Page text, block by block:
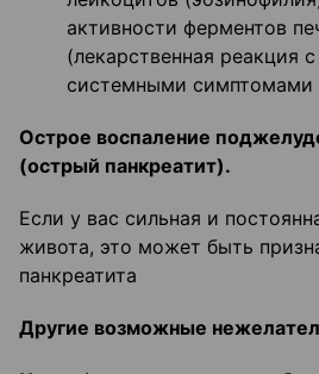
активности ферментов
(лекарственная реакция
системными симптомами
Острое воспаление
(острый панкреатит).
Если у вас сильная и
живота, это может быть
панкреатита
Другие возможные